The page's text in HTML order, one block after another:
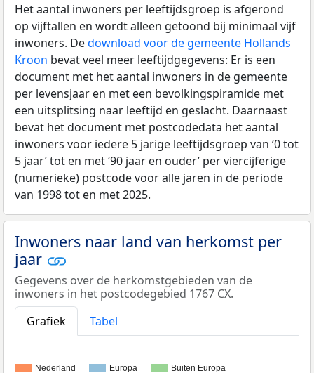
Het aantal inwoners per leeftijdsgroep is afgerond
op vijftallen en wordt alleen getoond bij minimaal vijf
inwoners. Dedownload voor de gemeente Hollands
Kroon bevat veel meer leeftijdgegevens: Er is een
document met het aantal inwoners in de gemeente
per levensjaar en met een bevolkingspiramide met
een uitsplitsing naar leeftijd en geslacht. Daarnaast
bevat het document met postcodedata het aantal
inwoners voor iedere 5 jarige leeftijdsgroep van ‘0 tot
5 jaar’ tot en met ‘90 jaar en ouder’ per viercijferige
(numerieke) postcode voor alle jaren in de periode
van 1998 tot en met 2025.
Inwoners naar land van herkomst per
jaar
Gegevens over de herkomstgebieden van de
inwoners in het postcodegebied 1767 CX.
Grafiek
Tabel
Nederland Europa Buiten Europa